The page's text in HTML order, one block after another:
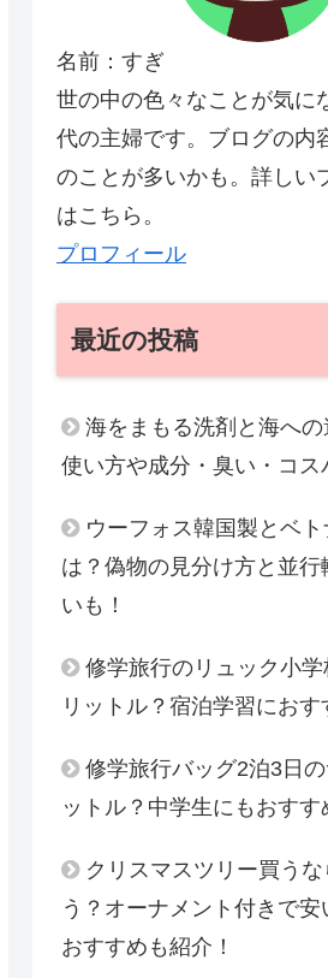
名前：すぎ
世の中の色々なことが気に
代の主婦です。ブログの内
のことが多いかも。詳しい
はこちら。
プロフィール
最近の投稿
海をまもる洗剤と海への
使い方や成分・臭い・コス
ウーフォス韓国製とベ
は？偽物の見分け方と並行
いも！
修学旅行のリュック小
リットル？宿泊学習におす
修学旅行バッグ2泊3日
ットル？中学生にもおすす
クリスマスツリー買う
う？オーナメント付きで安
おすすめも紹介！